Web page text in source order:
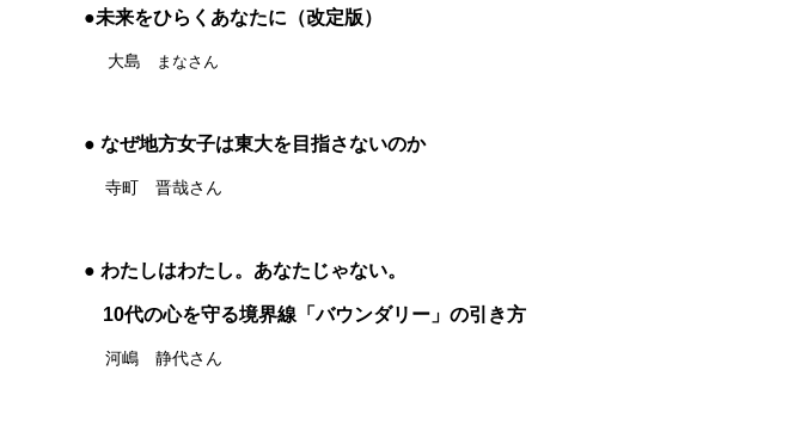
●未来をひらくあなたに（改定版）
大島 まなさん
● なぜ地方女子は東大を目指さないのか
寺町 晋哉さん
● わたしはわたし。あなたじゃない。
10代の心を守る境界線「バウンダリー」の引き方
河嶋 静代さん